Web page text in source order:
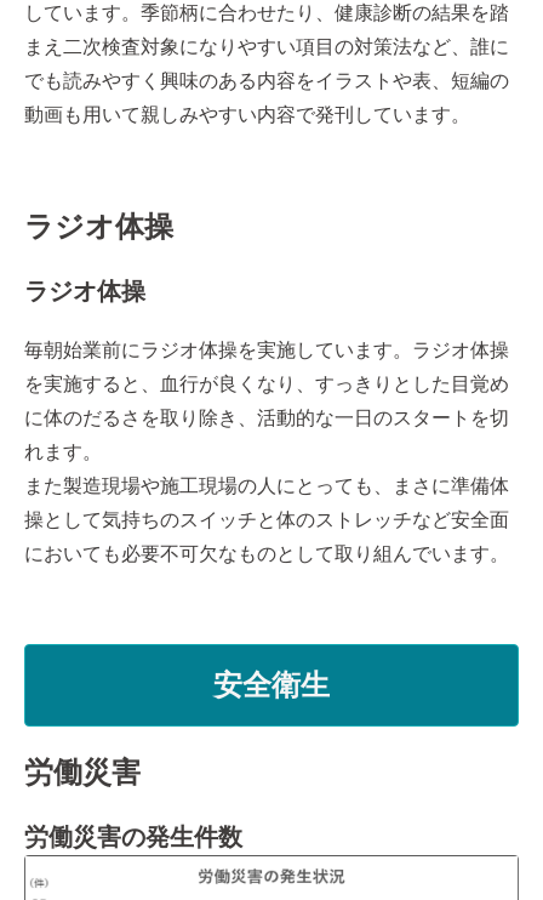
しています。季節柄に合わせたり、健康診断の結果を踏
まえ二次検査対象になりやすい項目の対策法など、誰に
でも読みやすく興味のある内容をイラストや表、短編の
動画も用いて親しみやすい内容で発刊しています。
ラジオ体操
ラジオ体操
毎朝始業前にラジオ体操を実施しています。ラジオ体操
を実施すると、血行が良くなり、すっきりとした目覚め
に体のだるさを取り除き、活動的な一日のスタートを切
れます。
また製造現場や施工現場の人にとっても、まさに準備体
操として気持ちのスイッチと体のストレッチなど安全面
においても必要不可欠なものとして取り組んでいます。
安全衛生
労働災害
労働災害の発生件数